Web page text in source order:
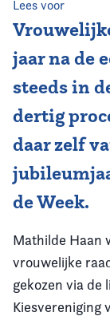
Vereniging
Contact
Lees voor
jaar na de
steeds in
dertig
daar zelf
de Week.
Mathilde Haan
vrouwelijke
gekozen via de
Kiesvereniging